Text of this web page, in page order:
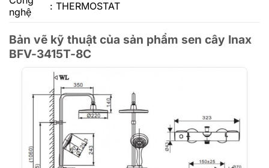
nghệ
: THERMOSTAT
Bản vẽ kỹ thuật của sản phẩm sen cây Inax
BFV-3415T-8C